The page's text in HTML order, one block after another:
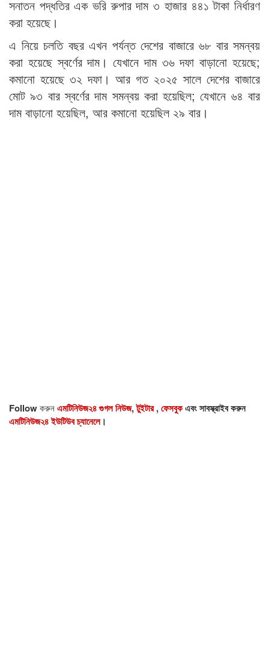
সনাতন পদ্ধতির এক ভরি রুপার দাম ৩ হাজার ৪৪১ টাকা নির্ধারণ
করা হয়েছে।
এ নিয়ে চলতি বছর এখন পর্যন্ত দেশের বাজারে ৬৮ বার সমন্বয়
করা হয়েছে স্বর্ণের দাম। যেখানে দাম ৩৬ দফা বাড়ানো হয়েছে;
কমানো হয়েছে ৩২ দফা। আর গত ২০২৫ সালে দেশের বাজারে
মোট ৯৩ বার স্বর্ণের দাম সমন্বয় করা হয়েছিল; যেখানে ৬৪ বার
দাম বাড়ানো হয়েছিল, আর কমানো হয়েছিল ২৯ বার।
Followকরুনএমটিনিউজ২৪ গুগল নিউজ,টুইটার,ফেসবুকএবং সাবস্ক্রাইব করুন
এমটিনিউজ২৪ ইউটিউব চ্যানেলে।